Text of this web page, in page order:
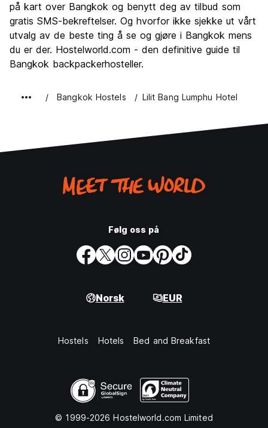
Verdi for pengene
8.6
på kart over Bangkok og benytt deg av tilbud som
gratis SMS-bekreftelser. Og hvorfor ikke sjekke ut vårt
utvalg av de beste ting å se og gjøre i Bangkok mens
du er der. Hostelworld.com - den definitive guide til
Bangkok backpackerhosteller.
Bangkok Hostels Lilit Bang Lumphu Hotel
Følg oss på
Norsk EUR
Hostels Hotels Bed and Breakfast
© 1999-2026 Hostelworld.com Limited